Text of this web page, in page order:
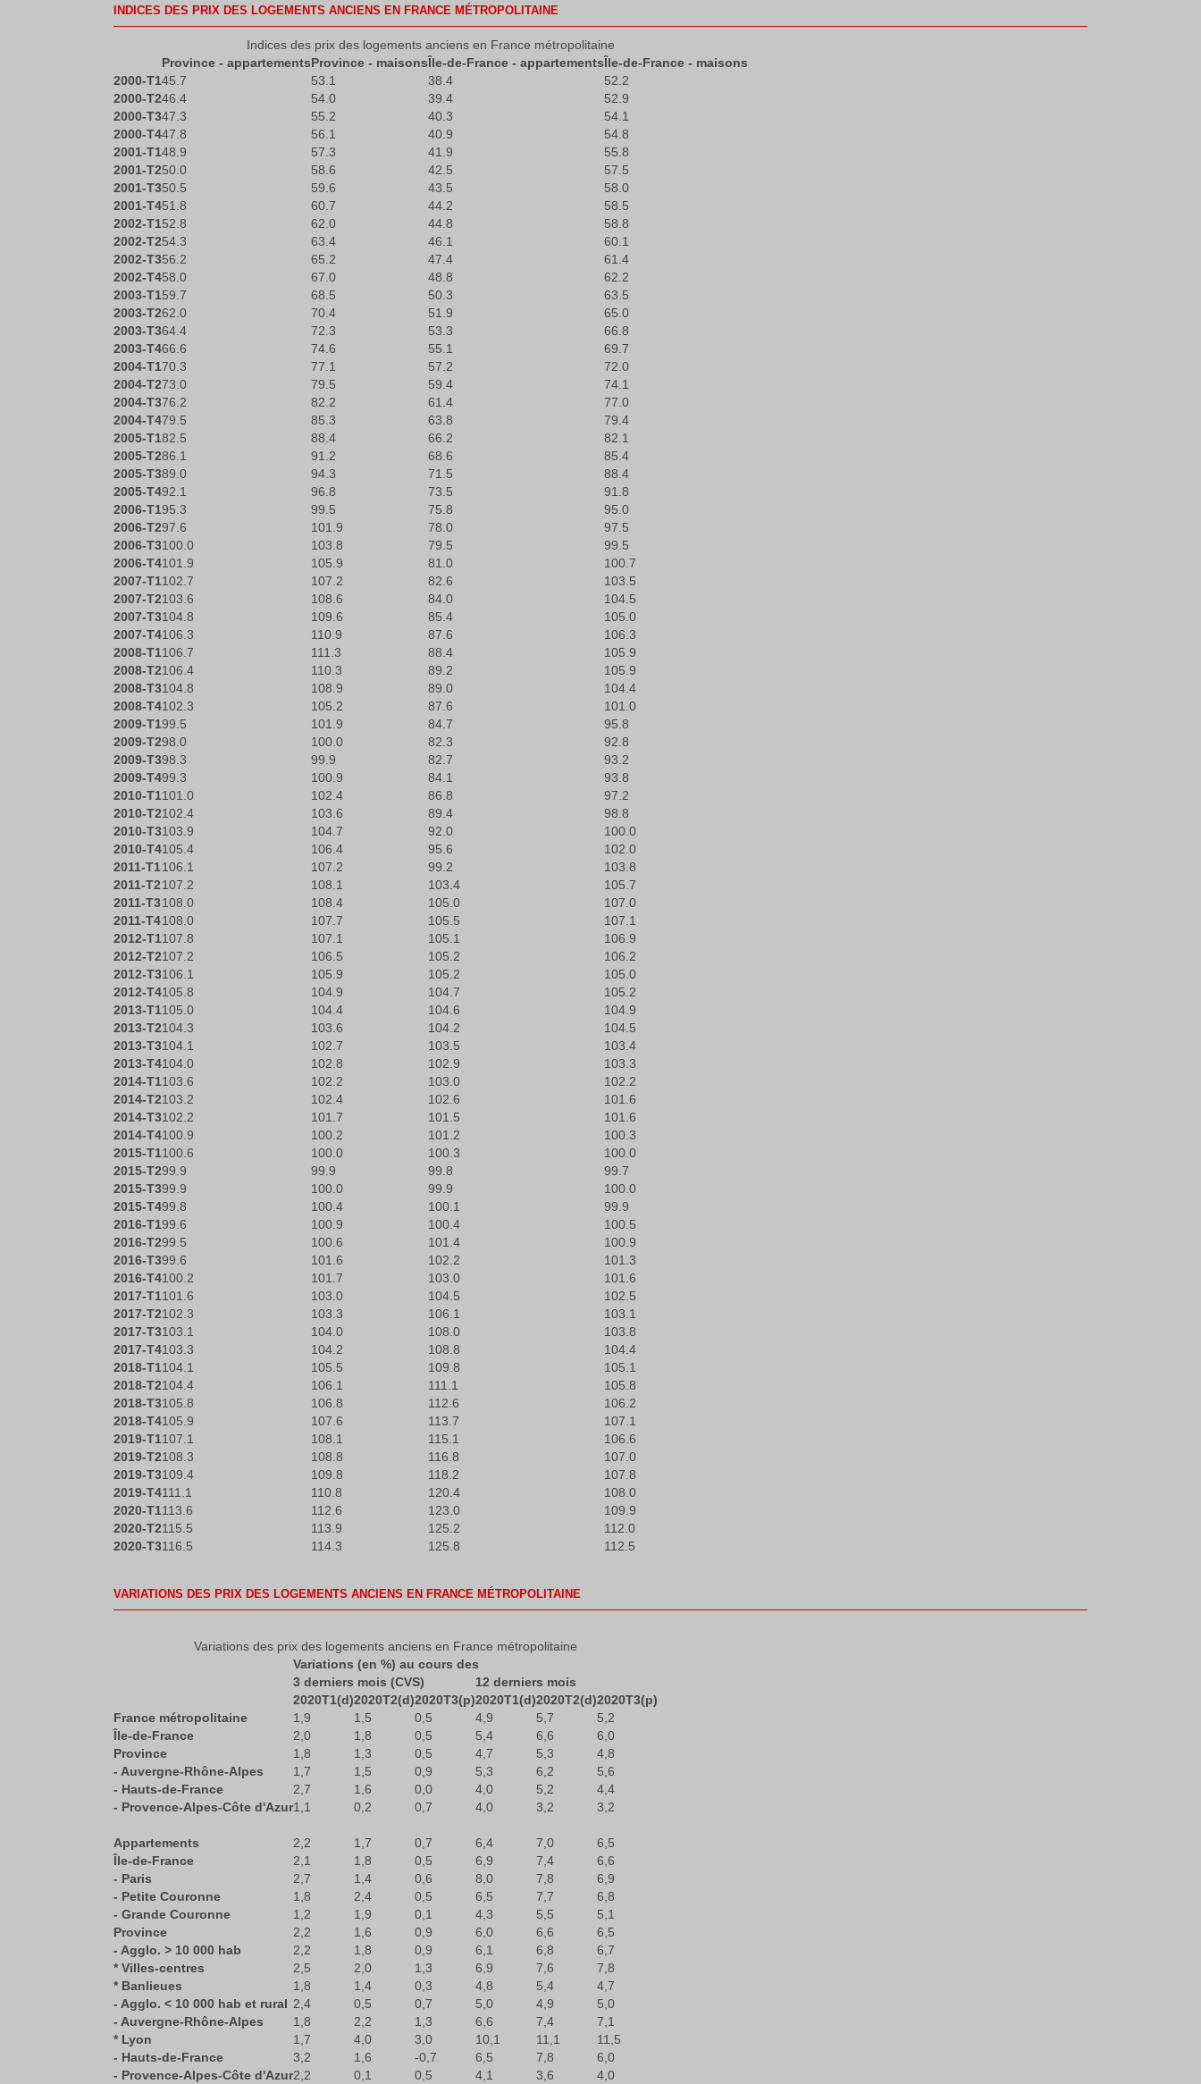
INDICES DES PRIX DES LOGEMENTS ANCIENS EN FRANCE MÉTROPOLITAINE
Indices des prix des logements anciens en France métropolitaine
Province - appartementsProvince - maisonsÎle-de-France - appartementsÎle-de-France - maisons
2000-T145.7 53.1 38.4
52.2
2000-T246.4 54.0 39.4
52.9
2000-T347.3 55.2 40.3
54.1
2000-T447.8 56.1 40.9
54.8
2001-T148.9 57.3 41.9
55.8
2001-T250.0 58.6 42.5
57.5
2001-T350.5 59.6 43.5
58.0
2001-T451.8 60.7 44.2
58.5
2002-T152.8 62.0 44.8
58.8
2002-T254.3 63.4 46.1
60.1
2002-T356.2 65.2 47.4
61.4
2002-T458.0 67.0 48.8
62.2
2003-T159.7 68.5 50.3
63.5
2003-T262.0 70.4 51.9
65.0
2003-T364.4 72.3 53.3
66.8
2003-T466.6 74.6 55.1
69.7
2004-T170.3 77.1 57.2
72.0
2004-T273.0 79.5 59.4
74.1
2004-T376.2 82.2 61.4
77.0
2004-T479.5 85.3 63.8
79.4
2005-T182.5 88.4 66.2
82.1
2005-T286.1 91.2 68.6
85.4
2005-T389.0 94.3 71.5
88.4
2005-T492.1 96.8 73.5
91.8
2006-T195.3 99.5 75.8
95.0
2006-T297.6 101.9 78.0
97.5
2006-T3100.0 103.8 79.5
99.5
2006-T4101.9 105.9 81.0
100.7
2007-T1102.7 107.2 82.6
103.5
2007-T2103.6 108.6 84.0
104.5
2007-T3104.8 109.6 85.4
105.0
2007-T4106.3 110.9 87.6
106.3
2008-T1106.7 111.3 88.4
105.9
2008-T2106.4 110.3 89.2
105.9
2008-T3104.8 108.9 89.0
104.4
2008-T4102.3 105.2 87.6
101.0
2009-T199.5 101.9 84.7
95.8
2009-T298.0 100.0 82.3
92.8
2009-T398.3 99.9 82.7
93.2
2009-T499.3 100.9 84.1
93.8
2010-T1101.0 102.4 86.8
97.2
2010-T2102.4 103.6 89.4
98.8
2010-T3103.9 104.7 92.0
100.0
2010-T4105.4 106.4 95.6
102.0
2011-T1106.1 107.2 99.2
103.8
2011-T2107.2 108.1 103.4
105.7
2011-T3108.0 108.4 105.0
107.0
2011-T4108.0 107.7 105.5
107.1
2012-T1107.8 107.1 105.1
106.9
2012-T2107.2 106.5 105.2
106.2
2012-T3106.1 105.9 105.2
105.0
2012-T4105.8 104.9 104.7
105.2
2013-T1105.0 104.4 104.6
104.9
2013-T2104.3 103.6 104.2
104.5
2013-T3104.1 102.7 103.5
103.4
2013-T4104.0 102.8 102.9
103.3
2014-T1103.6 102.2 103.0
102.2
2014-T2103.2 102.4 102.6
101.6
2014-T3102.2 101.7 101.5
101.6
2014-T4100.9 100.2 101.2
100.3
2015-T1100.6 100.0 100.3
100.0
2015-T299.9 99.9 99.8
99.7
2015-T399.9 100.0 99.9
100.0
2015-T499.8 100.4 100.1
99.9
2016-T199.6 100.9 100.4
100.5
2016-T299.5 100.6 101.4
100.9
2016-T399.6 101.6 102.2
101.3
2016-T4100.2 101.7 103.0
101.6
2017-T1101.6 103.0 104.5
102.5
2017-T2102.3 103.3 106.1
103.1
2017-T3103.1 104.0 108.0
103.8
2017-T4103.3 104.2 108.8
104.4
2018-T1104.1 105.5 109.8
105.1
2018-T2104.4 106.1 111.1
105.8
2018-T3105.8 106.8 112.6
106.2
2018-T4105.9 107.6 113.7
107.1
2019-T1107.1 108.1 115.1
106.6
2019-T2108.3 108.8 116.8
107.0
2019-T3109.4 109.8 118.2
107.8
2019-T4111.1 110.8 120.4
108.0
2020-T1113.6 112.6 123.0
109.9
2020-T2115.5 113.9 125.2
112.0
2020-T3116.5 114.3 125.8 112.5
VARIATIONS DES PRIX DES LOGEMENTS ANCIENS EN FRANCE MÉTROPOLITAINE
Variations des prix des logements anciens en France métropolitaine
Variations (en %) au cours des
3 derniers mois (CVS)
12 derniers mois
2020T1(d)2020T2(d)2020T3(p)2020T1(d)2020T2(d)2020T3(p)
France métropolitaine
1,9 1,5 0,5 4,9 5,7
5,2
Île-de-France
2,0 1,8 0,5 5,4 6,6
6,0
Province
1,8 1,3 0,5 4,7 5,3
4,8
- Auvergne-Rhône-Alpes
1,7 1,5 0,9 5,3 6,2
5,6
- Hauts-de-France
2,7 1,6 0,0 4,0 5,2
4,4
- Provence-Alpes-Côte d'Azur1,1 0,2 0,7 4,0 3,2 3,2
Appartements 2,2 1,7 0,7 6,4 7,0
6,5
Île-de-France
2,1 1,8 0,5 6,9 7,4
6,6
- Paris
2,7 1,4 0,6 8,0 7,8
6,9
- Petite Couronne
1,8 2,4 0,5 6,5 7,7
6,8
- Grande Couronne
1,2 1,9 0,1 4,3 5,5
5,1
Province
2,2 1,6 0,9 6,0 6,6
6,5
- Agglo. > 10 000 hab
2,2 1,8 0,9 6,1 6,8
6,7
* Villes-centres
2,5 2,0 1,3 6,9 7,6
7,8
* Banlieues
1,8 1,4 0,3 4,8 5,4
4,7
- Agglo. < 10 000 hab et rural 2,4 0,5 0,7 5,0 4,9
5,0
- Auvergne-Rhône-Alpes
1,8 2,2 1,3 6,6 7,4
7,1
* Lyon
1,7 4,0 3,0 10,1 11,1
11,5
- Hauts-de-France
3,2 1,6 -0,7 6,5 7,8
6,0
- Provence-Alpes-Côte d'Azur2,2 0,1 0,5 4,1 3,6 4,0